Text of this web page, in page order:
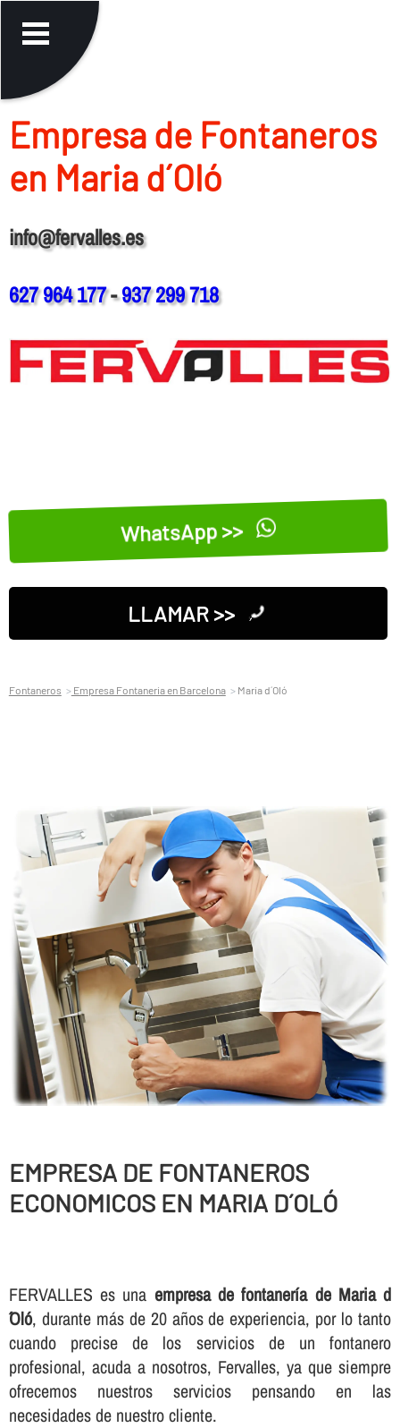
Empresa de Fontaneros
en Maria d´Oló
info@fervalles.es
627 964 177-937 299 718
WhatsApp >>
LLAMAR >>
Fontaneros Empresa Fontaneria en Barcelona Maria d´Oló
EMPRESA DE FONTANEROS
ECONOMICOS EN MARIA D´OLÓ
FERVALLES es una empresa de fontanerí­a de Maria d
´Oló, durante más de 20 años de experiencia, por lo tanto
cuando precise de los servicios de un fontanero
profesional, acuda a nosotros, Fervalles, ya que siempre
ofrecemos nuestros servicios pensando en las
necesidades de nuestro cliente.